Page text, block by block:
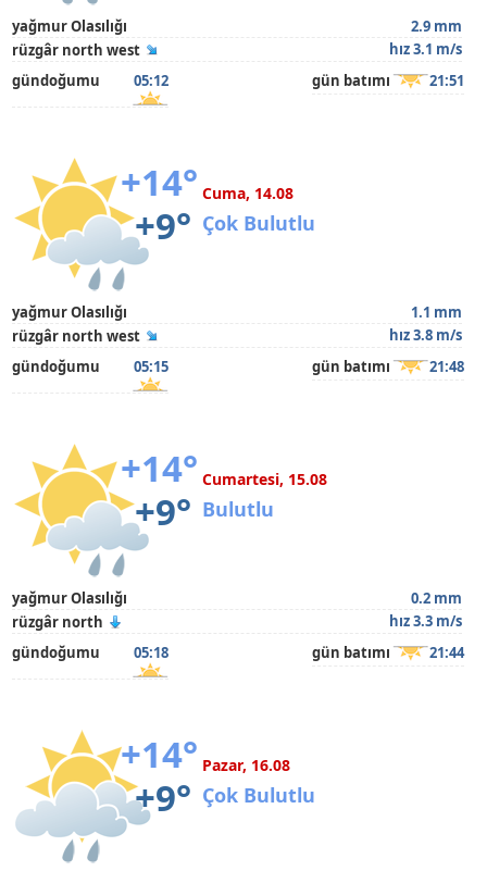
yağmur Olasılığı
2.9 mm
rüzgâr north west
hız 3.1 m/s
gündoğumu
05:12 gün batımı 21:51
+14°
+9°
Cuma, 14.08
Çok Bulutlu
yağmur Olasılığı
1.1 mm
rüzgâr north west
hız 3.8 m/s
gündoğumu
05:15 gün batımı 21:48
+14°
+9°
Cumartesi, 15.08
Bulutlu
yağmur Olasılığı
0.2 mm
rüzgâr north
hız 3.3 m/s
gündoğumu
05:18 gün batımı 21:44
+14°
+9°
Pazar, 16.08
Çok Bulutlu